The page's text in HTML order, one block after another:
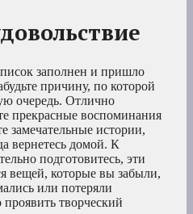
заполнен и пришло
причину, по которой
очередь. Отлично
прекрасные воспоминания
замечательные истории,
вернетесь домой. К
подготовитесь, эти
вещей, которые вы забыли,
или потеряли
творческий